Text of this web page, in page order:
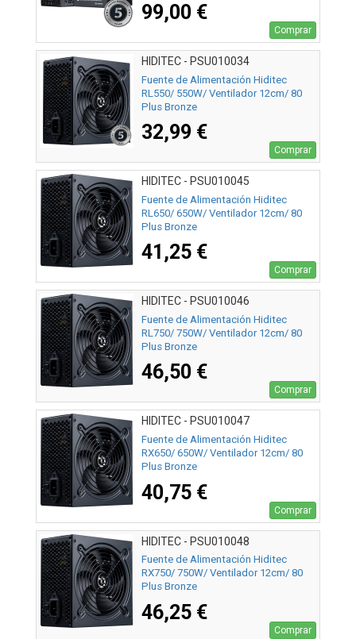
99,00 €
Comprar
HIDITEC - PSU010034
Fuente de Alimentación Hiditec
RL550/ 550W/ Ventilador 12cm/ 80
Plus Bronze
32,99 €
Comprar
HIDITEC - PSU010045
Fuente de Alimentación Hiditec
RL650/ 650W/ Ventilador 12cm/ 80
Plus Bronze
41,25 €
Comprar
HIDITEC - PSU010046
Fuente de Alimentación Hiditec
RL750/ 750W/ Ventilador 12cm/ 80
Plus Bronze
46,50 €
Comprar
HIDITEC - PSU010047
Fuente de Alimentación Hiditec
RX650/ 650W/ Ventilador 12cm/ 80
Plus Bronze
40,75 €
Comprar
HIDITEC - PSU010048
Fuente de Alimentación Hiditec
RX750/ 750W/ Ventilador 12cm/ 80
Plus Bronze
46,25 €
Comprar